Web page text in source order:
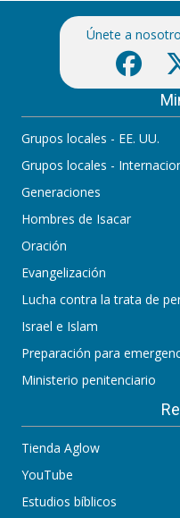
Únete a
Grupos locales - EE. UU.
Grupos locales -
Generaciones
Hombres de Isacar
Oración
Evangelización
Lucha contra la trata de
Israel e Islam
Preparación para
Ministerio penitenciario
Tienda Aglow
YouTube
Estudios bíblicos